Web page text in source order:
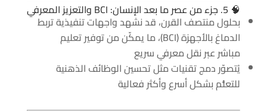
🧠 5. جزء من عصر ما بعد الإنسان: BCI والتعزيز المعرفي
بحلول منتصف القرن، قد نشهد واجهات تنفيذية تربط
الدماغ بالأجهزة (BCI)، ما يمكّن من توفير تعليم
مباشر عبر نقل معرفي سريع
يُتصوّر دمج تقنيات مثل تحسين الوظائف الذهنية
للتعلُّم بشكل أسرع وأكثر فعالية